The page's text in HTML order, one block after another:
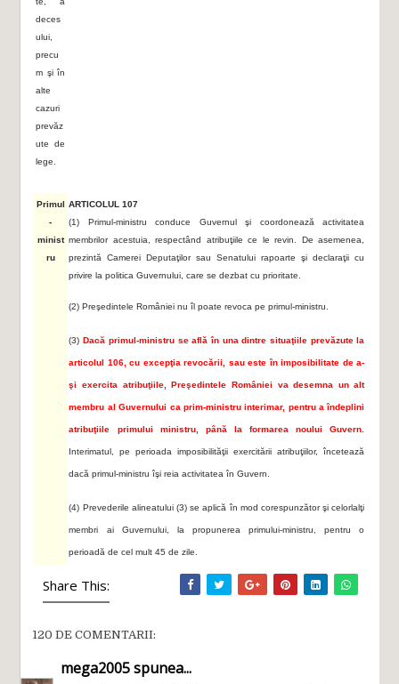
deces
ului,
precu
m şi în
alte
cazuri
prevăz
ute de
lege.
Primul
-
minist
ru
ARTICOLUL 107
(1) Primul-ministru conduce Guvernul şi coordonează activitatea
membrilor acestuia, respectând atribuţiile ce le revin. De asemenea,
prezintă Camerei Deputaţilor sau Senatului rapoarte şi declaraţii cu
privire la politica Guvernului, care se dezbat cu prioritate.
(2) Preşedintele României nu îl poate revoca pe primul-ministru.
(3)Dacă primul-ministru se află în una dintre situaţiile prevăzute la
articolul 106, cu excepţia revocării, sau este în imposibilitate de a-
şi exercita atribuţiile, Preşedintele României va desemna un alt
membru al Guvernului ca prim-ministru interimar, pentru a îndeplini
atribuţiile primului ministru, până la formarea noului Guvern.
Interimatul, pe perioada imposibilităţii exercitării atribuţiilor, încetează
dacă primul-ministru îşi reia activitatea în Guvern.
(4) Prevederile alineatului (3) se aplică în mod corespunzător şi celorlalţi
membri ai Guvernului, la propunerea primului-ministru, pentru o
perioadă de cel mult 45 de zile.
Share This:
120 DE COMENTARII:
mega2005spunea...